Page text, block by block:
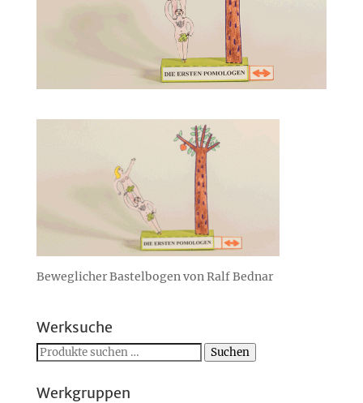
Beweglicher Bastelbogen von Ralf Bednar
Werksuche
Suchen
Suchen
Werkgruppen